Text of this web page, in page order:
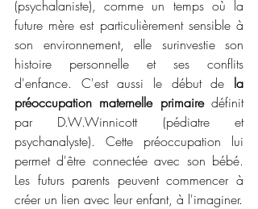
(psychalaniste), comme un temps où la
future mère est particulièrement sensible à
son environnement, elle surinvestie son
histoire personnelle et ses conflits
d'enfance. C'est aussi le début de la
préoccupation maternelle primaire définit
par D.W.Winnicott (pédiatre et
psychanalyste). Cette préoccupation lui
permet d'être connectée avec son bébé.
Les futurs parents peuvent commencer à